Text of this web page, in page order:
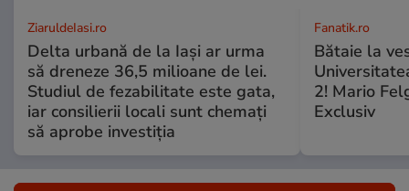
ZiaruldeIasi.ro
Delta urbană de la Iași ar urma
să dreneze 36,5 milioane de lei.
Studiul de fezabilitate este gata,
iar consilierii locali sunt chemați
să aprobe investiția
Fanatik.ro
Bătaie la
2! Mario
Exclusiv